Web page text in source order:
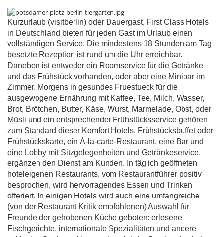
Kurzurlaub (visitberlin) oder Dauergast, First Class Hotels
in Deutschland bieten für jeden Gast im Urlaub einen
vollständigen Service. Die mindestens 18 Stunden am Tag
besetzte Rezeption ist rund um die Uhr erreichbar.
Daneben ist entweder ein Roomservice für die Getränke
und das Frühstück vorhanden, oder aber eine Minibar im
Zimmer. Morgens in gesundes Fruestueck für die
ausgewogene Ernährung mit Kaffee, Tee, Milch, Wasser,
Brot, Brötchen, Butter, Käse, Wurst, Marmelade, Obst, oder
Müsli und ein entsprechender Frühstücksservice gehören
zum Standard dieser Komfort Hotels. Frühstücksbuffet oder
Frühstückskarte, ein À-la-carte-Restaurant, eine Bar und
eine Lobby mit Sitzgelegenheiten und Getränkeservice,
ergänzen den Dienst am Kunden. In täglich geöffneten
hoteleigenen Restaurants, vom Restaurantführer positiv
besprochen, wird hervorragendes Essen und Trinken
offeriert. In einigen Hotels wird auch eine umfangreiche
(von der Restaurant Kritik empfohlenen) Auswahl für
Freunde der gehobenen Küche geboten: erlesene
Fischgerichte, internationale Spezialitäten und andere